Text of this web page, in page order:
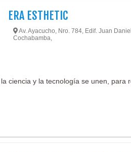
ERA ESTHETIC
Av. Ayacucho, Nro. 784, Edif. Juan
Cochabamba,
ciencia y la tecnología se unen, para